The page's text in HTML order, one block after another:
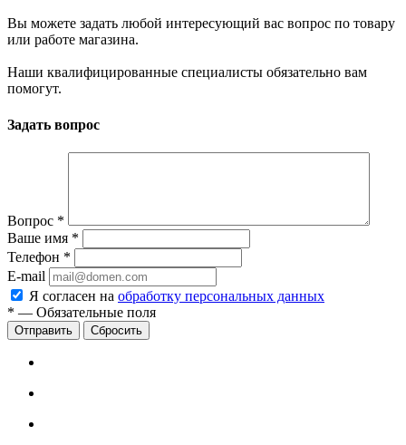
Вы можете задать любой интересующий вас вопрос по товару
или работе магазина.
Наши квалифицированные специалисты обязательно вам
помогут.
Задать вопрос
Вопрос *
Ваше имя *
Телефон *
E-mail
Я согласен на обработку персональных данных
* — Обязательные поля
Сбросить